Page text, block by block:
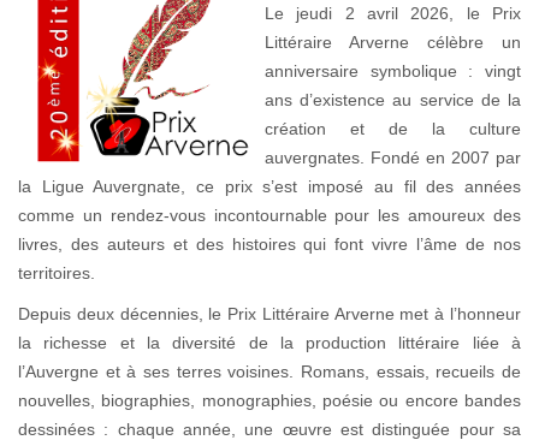
Le jeudi 2 avril 2026, le Prix
Littéraire Arverne célèbre un
anniversaire symbolique : vingt
ans d’existence au service de la
création et de la culture
auvergnates. Fondé en 2007 par
la Ligue Auvergnate, ce prix s’est imposé au fil des années
comme un rendez-vous incontournable pour les amoureux des
livres, des auteurs et des histoires qui font vivre l’âme de nos
territoires.
Depuis deux décennies, le Prix Littéraire Arverne met à l’honneur
la richesse et la diversité de la production littéraire liée à
l’Auvergne et à ses terres voisines. Romans, essais, recueils de
nouvelles, biographies, monographies, poésie ou encore bandes
dessinées : chaque année, une œuvre est distinguée pour sa